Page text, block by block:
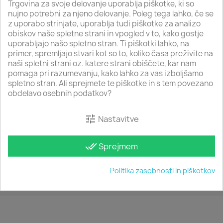
LED reflektorji
Cestna svetila
CESTNA SVETILA
ko jih dodamo.
search
Trgovina za svoje delovanje uporablja piškotke, ki so
nujno potrebni za njeno delovanje. Poleg tega lahko, če se
z uporabo strinjate, uporablja tudi piškotke za analizo
obiskov naše spletne strani in vpogled v to, kako gostje
uporabljajo našo spletno stran. Ti piškotki lahko, na
primer, spremljajo stvari kot so to, koliko časa preživite na
naši spletni strani oz. katere strani obiščete, kar nam
pomaga pri razumevanju, kako lahko za vas izboljšamo
spletno stran. Ali sprejmete te piškotke in s tem povezano
obdelavo osebnih podatkov?
tune Nastavitve
done_allSprejmem
Politika zasebnosti in piškotkov